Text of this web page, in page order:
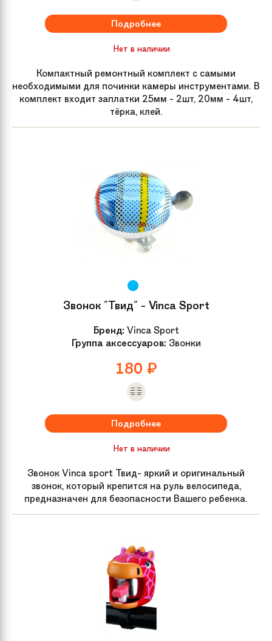
Подробнее
Нет в наличии
Компактный ремонтный комплект с самыми
необходимыми для починки камеры инструментами. В
комплект входит заплатки 25мм - 2шт, 20мм - 4шт,
тёрка, клей.
Звонок "Твид" - Vinca Sport
Бренд: Vinca Sport
Группа аксессуаров: Звонки
180 ₽
Подробнее
Нет в наличии
Звонок Vinca sport Твид- яркий и оригинальный
звонок, который крепится на руль велосипеда,
предназначен для безопасности Вашего ребенка.